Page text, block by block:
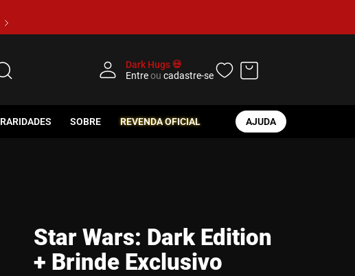
Dark Hugs 💀
Entreou cadastre-se
RARIDADES SOBRE REVENDA OFICIAL AJUDA
Star Wars: Dark Edition
+ Brinde Exclusivo